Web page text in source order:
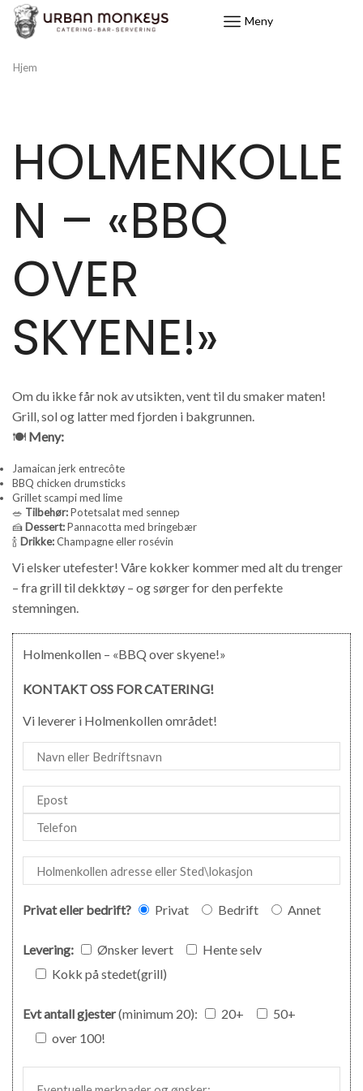
Meny
Hjem
HOLMENKOLLE
N – «BBQ
OVER
SKYENE!»
Om du ikke får nok av utsikten, vent til du smaker maten!
Grill, sol og latter med fjorden i bakgrunnen.
🍽️ Meny:
Jamaican jerk entrecôte
BBQ chicken drumsticks
Grillet scampi med lime
🥗 Tilbehør:Potetsalat med sennep
🍰 Dessert:Pannacotta med bringebær
🍾 Drikke:Champagne eller rosévin
Vi elsker utefester! Våre kokker kommer med alt du trenger
– fra grill til dekktøy – og sørger for den perfekte
stemningen.
Holmenkollen – «BBQ over skyene!»
KONTAKT OSS FOR CATERING!
Vi leverer i Holmenkollen området!
Privat eller bedrift? Privat Bedrift Annet
Levering: Ønsker levert
Hente selv
Kokk på stedet(grill)
Evt antall gjester(minimum 20): 20+
50+
over 100!